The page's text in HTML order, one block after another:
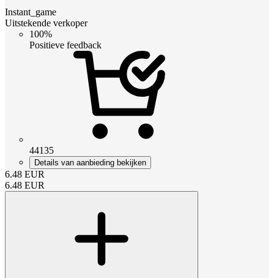
Instant_game
Uitstekende verkoper
100%
Positieve feedback
44135
Details van aanbieding bekijken
6.48 EUR
6.48 EUR